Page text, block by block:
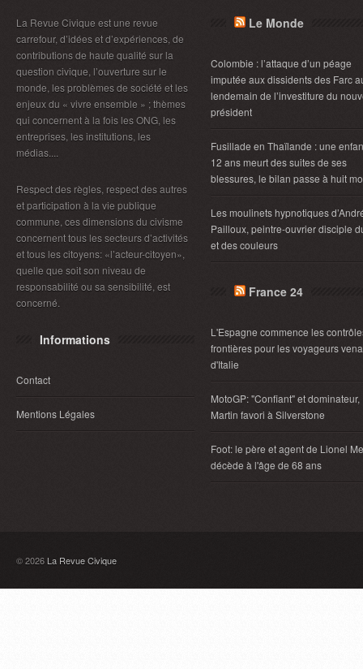
La Revue Civique est une revue
carrefour, d’idées et d’expériences, de
contributions de haute qualité sur la
question civique, l’ouverture sur le
monde, les problèmes de société et les
enjeux du « vivre ensemble » ; thèmes
qui concernent à la fois les ONG, les
entreprises, les institutions, les
médias....
Respect des règles, respect des autres
et participation à la vie publique
commune, ces dimensions du civisme
concernent tous les secteurs d’activités
et tous les citoyens: «l’acteur-citoyen»,
quelle que soit son niveau de
responsabilité ou sa sensibilité, est
concerné.
Informations
Contact
Mentions Légales
Le Monde
Colombie : l’attaque d’un péage
imputée aux dissidents des Farc
lendemain de l’investiture du
président
Fusillade en Thaïlande : une
12 ans meurt des suites de ses
blessures, le bilan passe à huit
Les moulinets hypnotiques
Pailloux, peintre-ouvrier disciple
et des couleurs
France 24
L'Espagne commence les
frontières pour les voyageurs
d'Italie
MotoGP: "Confiant" et dominateur,
Martin favori à Silverstone
Foot: le père et agent de Lionel
décède à l'âge de 68 ans
© 2026 La Revue Civique